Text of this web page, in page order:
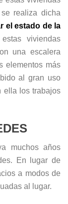
realiza dicha
el estado de la
viviendas
una escalera
elementos más
al gran uso
ella los trabajos
muchos años
En lugar de
a modos de
al lugar.